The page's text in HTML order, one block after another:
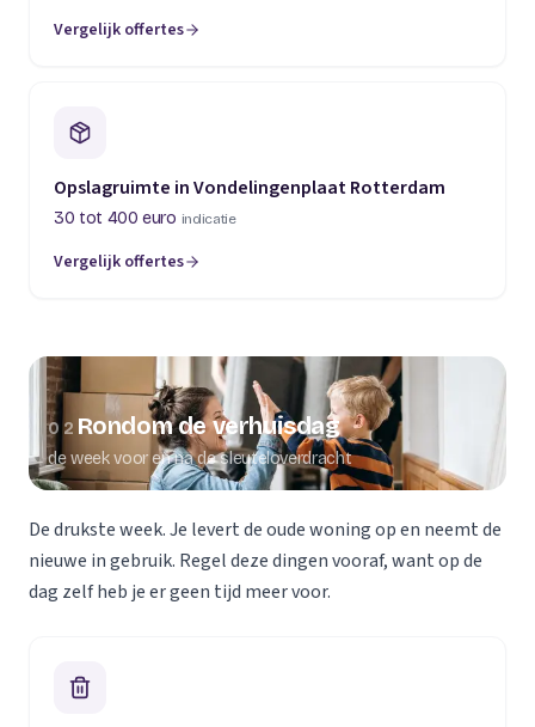
Vergelijk offertes
Opslagruimte in Vondelingenplaat Rotterdam
30 tot 400 euro indicatie
Vergelijk offertes
02 Rondom de verhuisdag
de week voor en na de sleuteloverdracht
De drukste week. Je levert de oude woning op en neemt de
nieuwe in gebruik. Regel deze dingen vooraf, want op de
dag zelf heb je er geen tijd meer voor.